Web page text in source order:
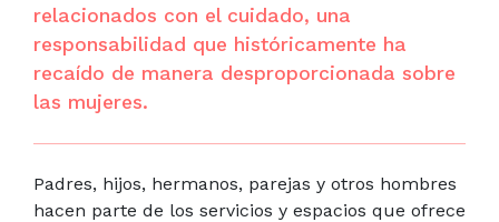
relacionados con el cuidado, una
responsabilidad que históricamente ha
recaído de manera desproporcionada sobre
las mujeres.
Padres, hijos, hermanos, parejas y otros hombres
hacen parte de los servicios y espacios que ofrece